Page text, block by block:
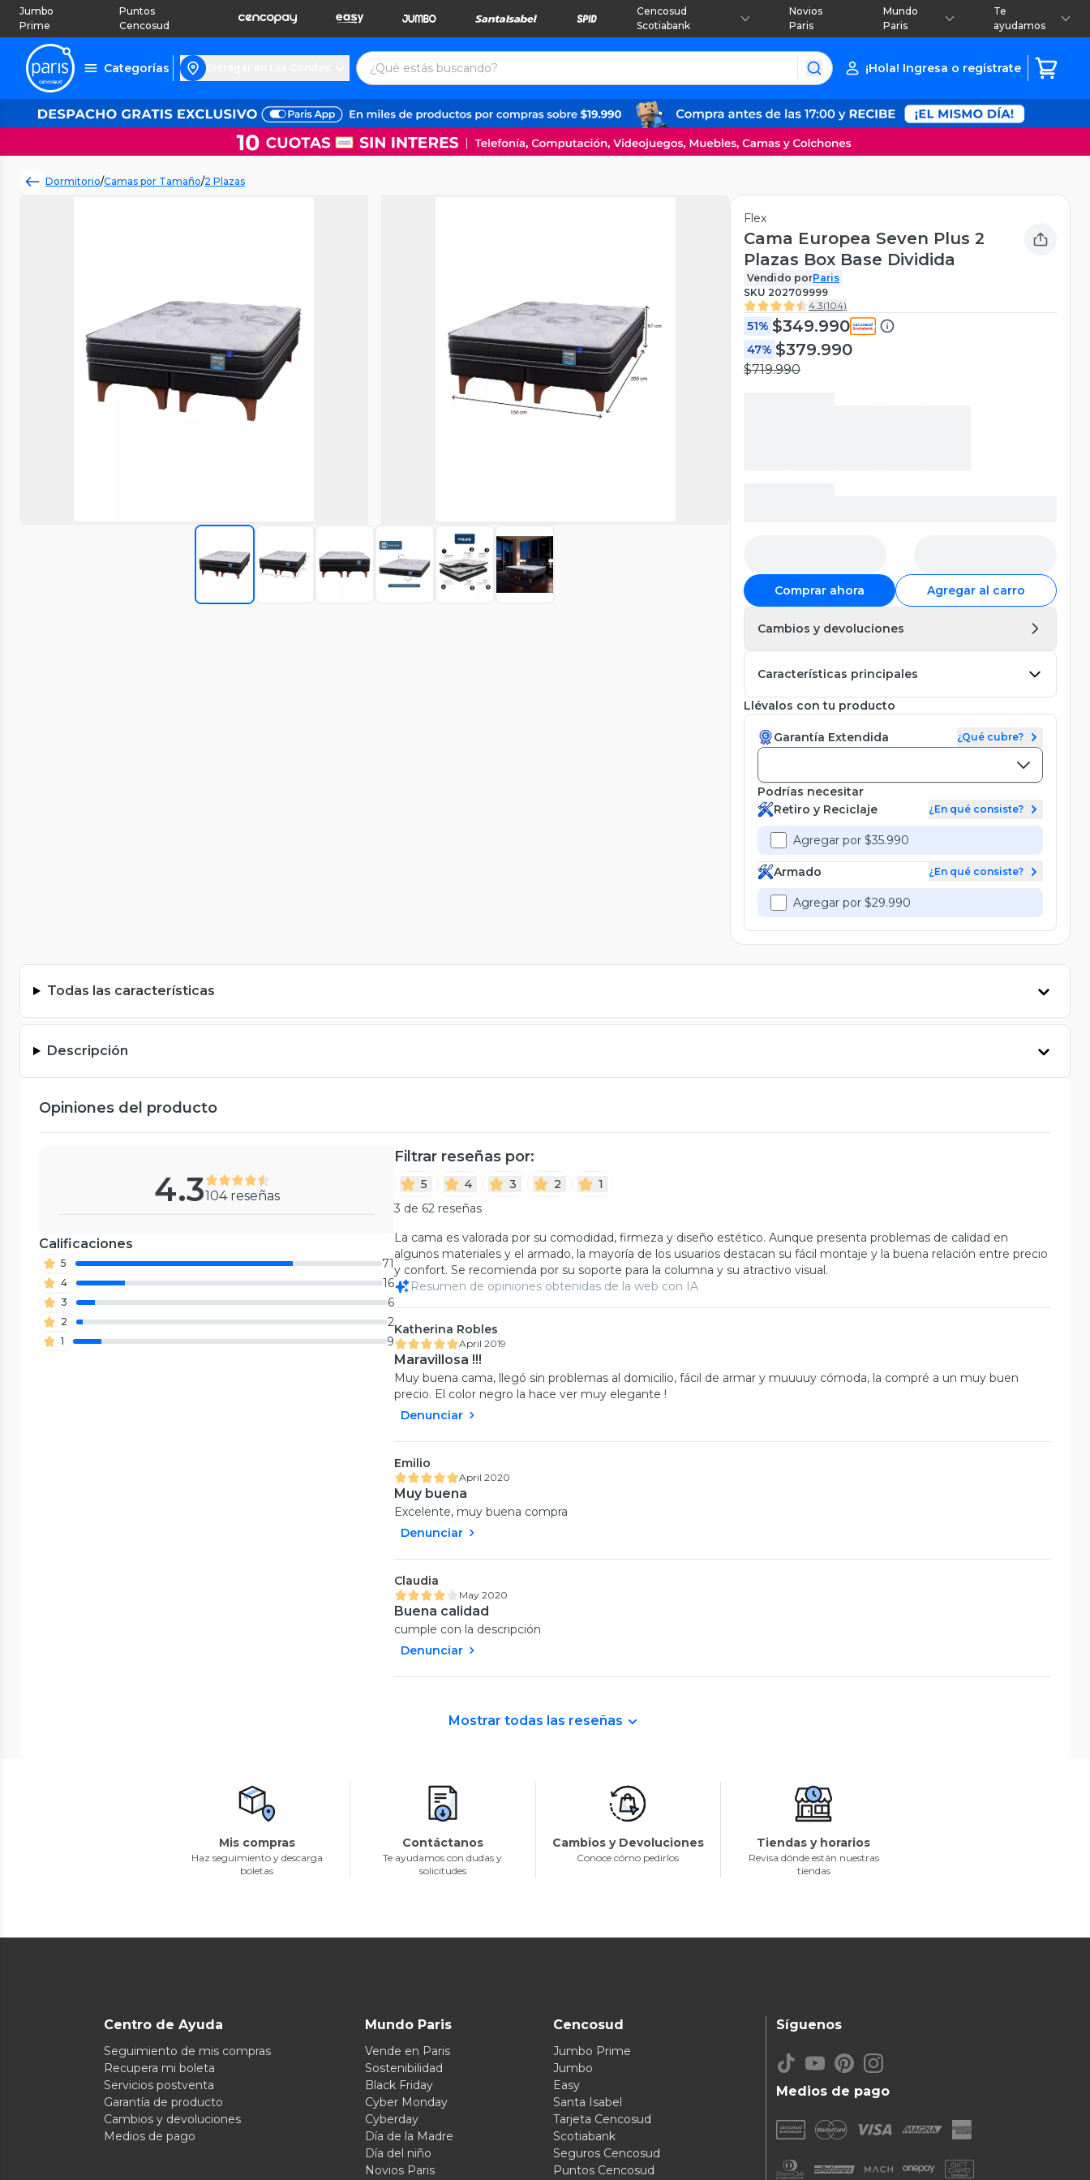
Jumbo
Prime
Puntos
Cencosud
Cencosud
Scotiabank
Novios
Paris
Mundo
Paris
Te
ayudamos
Categorías ¡Hola! Ingresa o regístrate
Dormitorio/Camas por Tamaño/2 Plazas
Flex
Cama Europea Seven Plus 2
Plazas Box Base Dividida
Vendido porParis
SKU 202709999
4.3(104)
51% $349.990
47% $379.990
$719.990
Comprar ahora Agregar al carro
Cambios y devoluciones
Características principales
Llévalos con tu producto
Garantía Extendida ¿Qué cubre?
Podrías necesitar
Retiro y Reciclaje
¿En qué consiste?
Agregar por $35.990
Armado ¿En qué consiste?
Agregar por $29.990
Todas las características
Descripción
Opiniones del producto
4.3104 reseñas
Calificaciones
5 71
4 16
3 6
2 2
1 9
Filtrar reseñas por:
5 4 3 2
1
3 de 62 reseñas
La cama es valorada por su comodidad, firmeza y diseño estético. Aunque presenta problemas de calidad en
algunos materiales y el armado, la mayoría de los usuarios destacan su fácil montaje y la buena relación entre precio
y confort. Se recomienda por su soporte para la columna y su atractivo visual.
Resumen de opiniones obtenidas de la web con IA
Katherina Robles
April 2019
Maravillosa !!!
Muy buena cama, llegó sin problemas al domicilio, fácil de armar y muuuuy cómoda, la compré a un muy buen
precio. El color negro la hace ver muy elegante !
Denunciar
Emilio
April 2020
Muy buena
Excelente, muy buena compra
Denunciar
Claudia
May 2020
Buena calidad
cumple con la descripción
Denunciar
Mostrar todas las reseñas
Mis compras
Haz seguimiento y descarga
boletas
Contáctanos
Te ayudamos con dudas y
solicitudes
Cambios y Devoluciones
Conoce cómo pedirlos
Tiendas y horarios
Revisa dónde están nuestras
tiendas
Centro de Ayuda
Seguimiento de mis compras
Recupera mi boleta
Servicios postventa
Garantía de producto
Cambios y devoluciones
Medios de pago
Mundo Paris
Vende en Paris
Sostenibilidad
Black Friday
Cyber Monday
Cyberday
Día de la Madre
Día del niño
Novios Paris
Cencosud
Jumbo Prime
Jumbo
Easy
Santa Isabel
Tarjeta Cencosud
Scotiabank
Seguros Cencosud
Puntos Cencosud
Medios de pago
Síguenos